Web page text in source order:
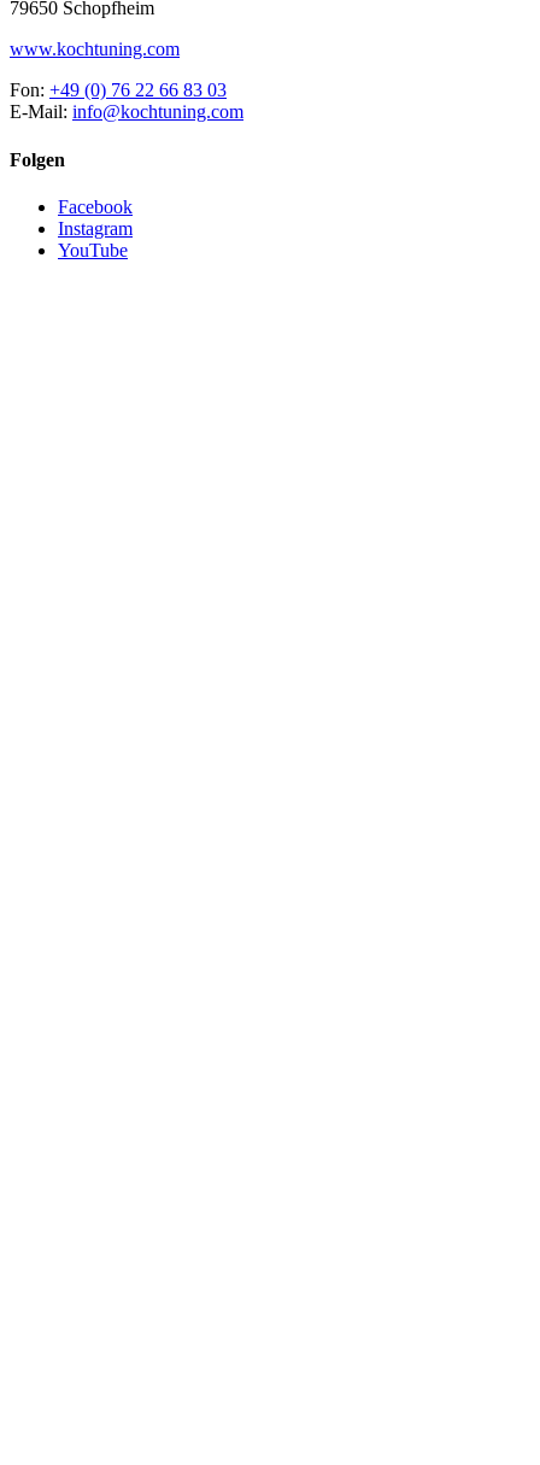
79650 Schopfheim
www.kochtuning.com
Fon: +49 (0) 76 22 66 83 03
E-Mail: info@kochtuning.com
Folgen
Facebook
Instagram
YouTube